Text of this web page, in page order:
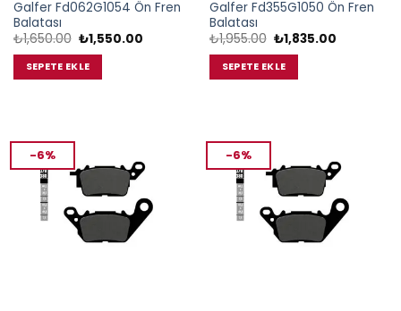
Galfer Fd062G1054 Ön Fren
Balatası
₺1,650.00 Orijinal
fiyat:
₺1,650.00.
₺1,550.00Şu
SEPETE EKLE
Galfer Fd355G1050 Ön Fren
Balatası
₺1,955.00 Orijinal
fiyat:
₺1,955.00.
₺1,835.00Şu
SEPETE EKLE
-6% -6%